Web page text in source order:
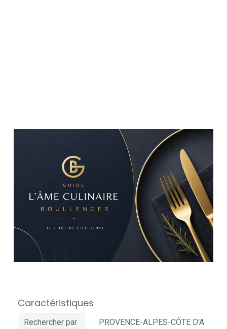
Caractéristiques
Rechercher par
PROVENCE-ALPES-CÔTE D'A